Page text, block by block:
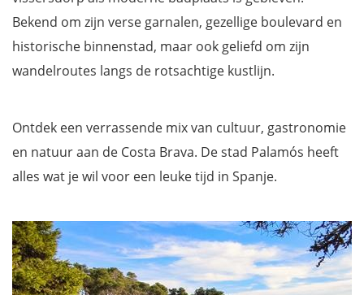
Bekend om zijn verse garnalen, gezellige boulevard en
historische binnenstad, maar ook geliefd om zijn
wandelroutes langs de rotsachtige kustlijn.
Ontdek een verrassende mix van cultuur, gastronomie
en natuur aan de Costa Brava. De stad Palamós heeft
alles wat je wil voor een leuke tijd in Spanje.